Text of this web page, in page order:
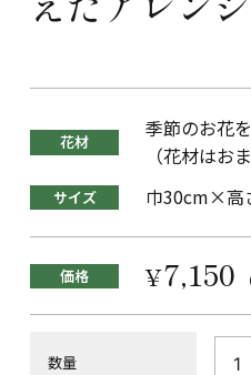
花材
季節のお花
（花材はお
サイズ 巾30cm×高
価格 ¥7,150
数量